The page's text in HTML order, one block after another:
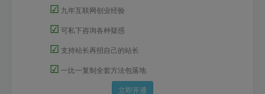
☑ 九年互联网创业经验
☑ 可私下咨询各种疑惑
☑ 支持站长再招自己的站长
☑ 一比一复制全套方法包落地
立即开通